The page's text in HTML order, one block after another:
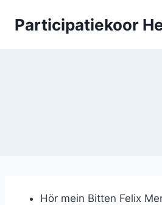
naarParticipatiekoor
Hör mein Bitten Felix